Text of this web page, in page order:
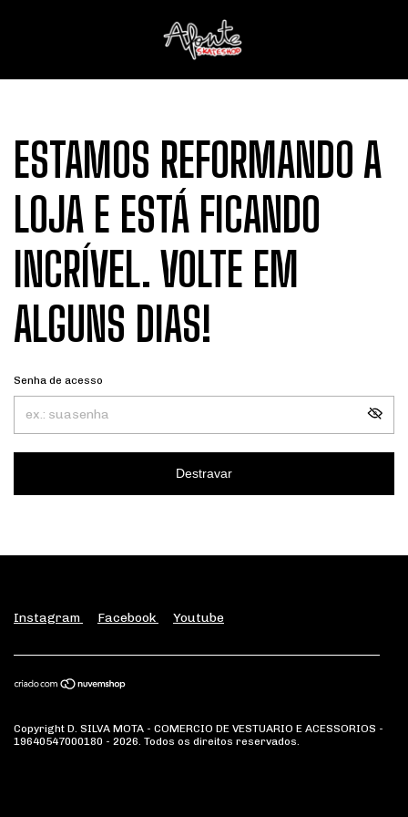
ESTAMOS REFORMANDO A
LOJA E ESTÁ FICANDO
INCRÍVEL. VOLTE EM
ALGUNS DIAS!
Senha de acesso
Destravar
Instagram Facebook Youtube
Copyright D. SILVA MOTA - COMERCIO DE VESTUARIO E ACESSORIOS -
19640547000180 - 2026. Todos os direitos reservados.